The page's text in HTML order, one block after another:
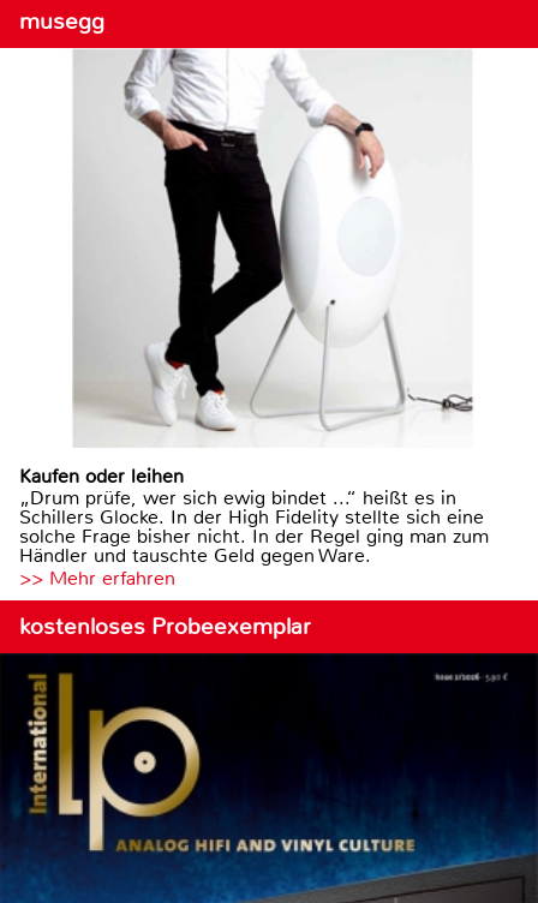
musegg
Kaufen oder leihen
„Drum prüfe, wer sich ewig bindet ...“ heißt es in
Schillers Glocke. In der High Fidelity stellte sich eine
solche Frage bisher nicht. In der Regel ging man zum
Händler und tauschte Geld gegen Ware.
>> Mehr erfahren
kostenloses Probeexemplar